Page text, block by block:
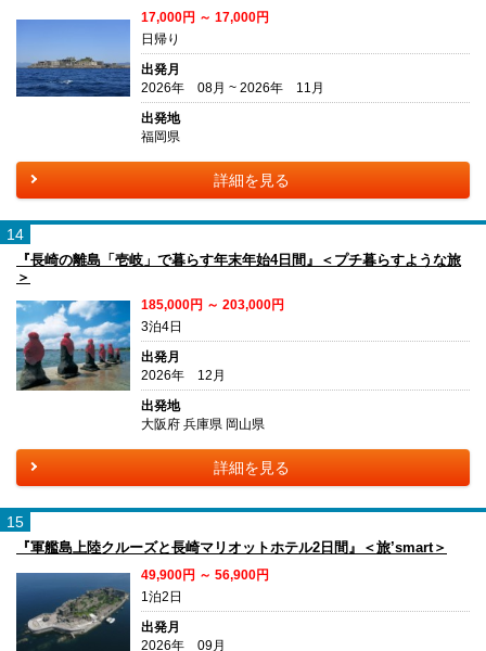
17,000円 ～ 17,000円
日帰り
出発月
2026年 08月 ~ 2026年 11月
出発地
福岡県
詳細を見る
14
『長崎の離島「壱岐」で暮らす年末年始4日間』＜プチ暮らすような旅
＞
185,000円 ～ 203,000円
3泊4日
出発月
2026年 12月
出発地
大阪府 兵庫県 岡山県
詳細を見る
15
『軍艦島上陸クルーズと長崎マリオットホテル2日間』＜旅’smart＞
49,900円 ～ 56,900円
1泊2日
出発月
2026年 09月